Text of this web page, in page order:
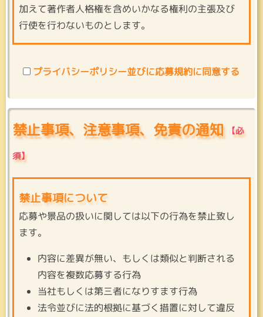
加えて著作者人格権を含めいかなる権利の主張及び
行使を行わないものとします。
プライバシーポリシー並びに応募規約に同意する
禁止事項、注意事項、免責の通知
禁止事項について
応募や景品の扱いに関しては以下の行為を禁止致し
ます。
内容に差異が無い、もしくは類似と判断される
内容を複数応募する行為
当社もしくは第三者になりすます行為
法令並びに法的根拠に基づく措置に対して違反